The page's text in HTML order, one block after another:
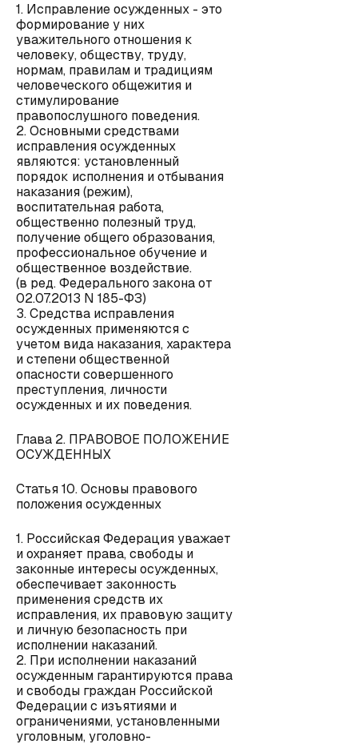
1. Исправление осужденных - это
формирование у них
уважительного отношения к
человеку, обществу, труду,
нормам, правилам и традициям
человеческого общежития и
стимулирование
правопослушного поведения.
2. Основными средствами
исправления осужденных
являются: установленный
порядок исполнения и отбывания
наказания (режим),
воспитательная работа,
общественно полезный труд,
получение общего образования,
профессиональное обучение и
общественное воздействие.
(в ред. Федерального закона от
02.07.2013 N 185-ФЗ)
3. Средства исправления
осужденных применяются с
учетом вида наказания, характера
и степени общественной
опасности совершенного
преступления, личности
осужденных и их поведения.
Глава 2. ПРАВОВОЕ ПОЛОЖЕНИЕ
ОСУЖДЕННЫХ
Статья 10. Основы правового
положения осужденных
1. Российская Федерация уважает
и охраняет права, свободы и
законные интересы осужденных,
обеспечивает законность
применения средств их
исправления, их правовую защиту
и личную безопасность при
исполнении наказаний.
2. При исполнении наказаний
осужденным гарантируются права
и свободы граждан Российской
Федерации с изъятиями и
ограничениями, установленными
уголовным, уголовно-